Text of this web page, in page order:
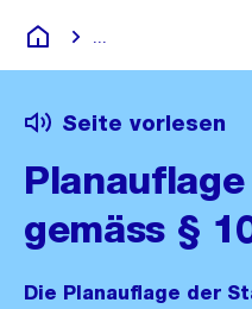
Deutsch
Seite vorlesen
gemäss §
Die Planauflage der